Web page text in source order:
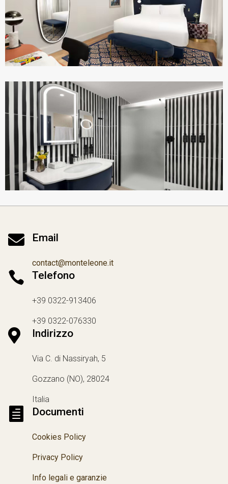
 Email
contact@monteleone.it
 Telefono
+39 0322-913406
+39 0322-076330
 Indirizzo
Via C. di Nassiryah, 5
Gozzano (NO), 28024
Italia
 Documenti
Cookies Policy
Privacy Policy
Info legali e garanzie